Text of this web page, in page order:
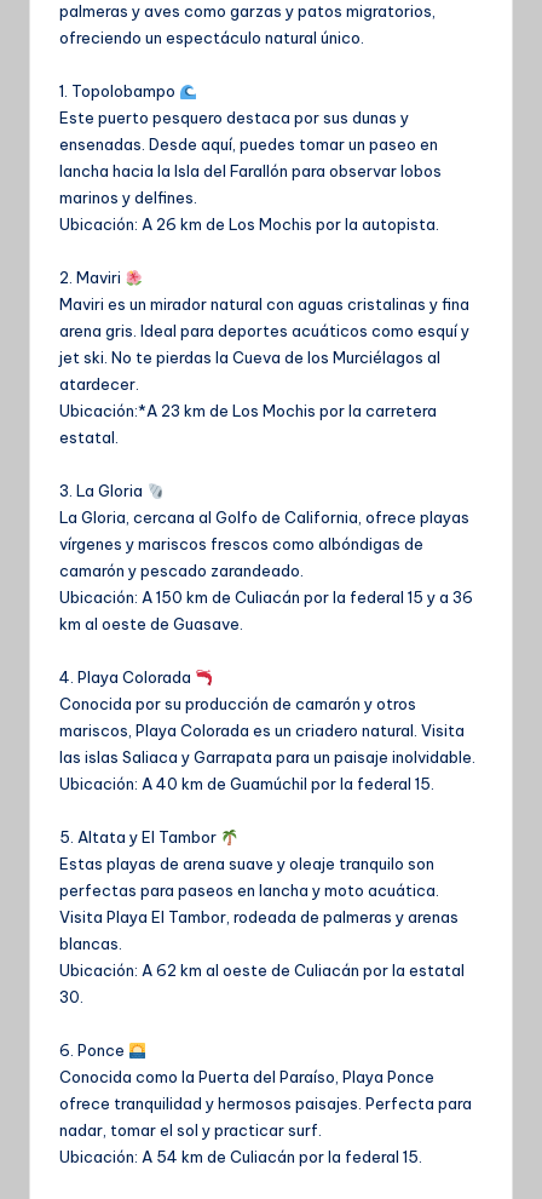
palmeras y aves como garzas y patos migratorios,
ofreciendo un espectáculo natural único.
1. Topolobampo
Este puerto pesquero destaca por sus dunas y
ensenadas. Desde aquí, puedes tomar un paseo en
lancha hacia la Isla del Farallón para observar lobos
marinos y delfines.
Ubicación: A 26 km de Los Mochis por la autopista.
2. Maviri
Maviri es un mirador natural con aguas cristalinas y fina
arena gris. Ideal para deportes acuáticos como esquí y
jet ski. No te pierdas la Cueva de los Murciélagos al
atardecer.
Ubicación:*A 23 km de Los Mochis por la carretera
estatal.
3. La Gloria
La Gloria, cercana al Golfo de California, ofrece playas
vírgenes y mariscos frescos como albóndigas de
camarón y pescado zarandeado.
Ubicación: A 150 km de Culiacán por la federal 15 y a 36
km al oeste de Guasave.
4. Playa Colorada
Conocida por su producción de camarón y otros
mariscos, Playa Colorada es un criadero natural. Visita
las islas Saliaca y Garrapata para un paisaje inolvidable.
Ubicación: A 40 km de Guamúchil por la federal 15.
5. Altata y El Tambor
Estas playas de arena suave y oleaje tranquilo son
perfectas para paseos en lancha y moto acuática.
Visita Playa El Tambor, rodeada de palmeras y arenas
blancas.
Ubicación: A 62 km al oeste de Culiacán por la estatal
30.
6. Ponce
Conocida como la Puerta del Paraíso, Playa Ponce
ofrece tranquilidad y hermosos paisajes. Perfecta para
nadar, tomar el sol y practicar surf.
Ubicación: A 54 km de Culiacán por la federal 15.